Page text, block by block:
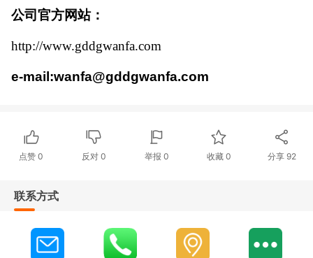
公司官方网站：
http://www.gddgwanfa.com
e-mail:wanfa@gddgwanfa.com
点赞0 反对 0 举报 0 收藏 0 分享 92
联系方式